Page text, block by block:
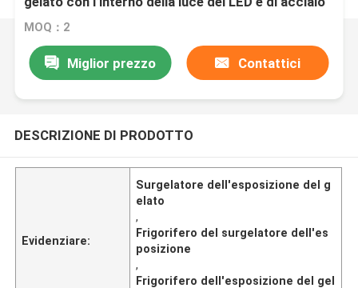
inossidabile
MOQ：2
Miglior prezzo Contattici
DESCRIZIONE DI PRODOTTO
Evidenziare:
Surgelatore dell'esposizione del g
elato
,
Frigorifero del surgelatore dell'es
posizione
,
Frigorifero dell'esposizione del gel